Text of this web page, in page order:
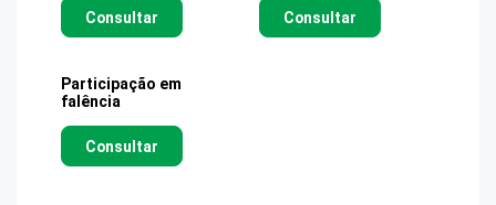
Consultar Consultar
Participação em
falência
Consultar